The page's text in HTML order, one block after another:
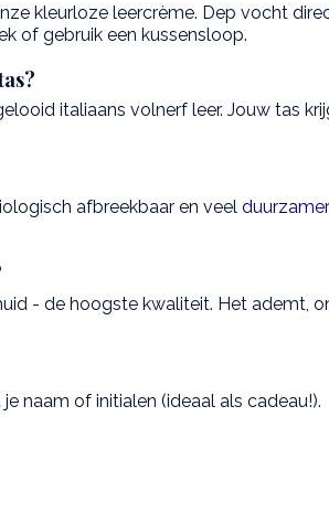
kleurloze leercrème. Dep vocht
of gebruik een kussensloop.
italiaans volnerf leer. Jouw tas
afbreekbaar en veel
- de hoogste kwaliteit. Het ademt,
naam of initialen (ideaal als cadeau!).